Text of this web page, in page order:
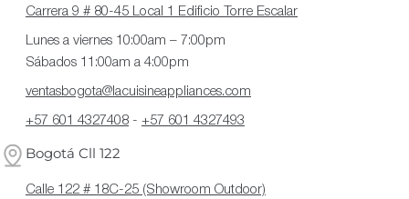
Carrera 9 # 80-45 Local 1 Edificio Torre Escalar
Lunes a viernes 10:00am – 7:00pm
Sábados 11:00am a 4:00pm
ventasbogota@lacuisineappliances.com
+57 601 4327408 - +57 601 4327493
Bogotá Cll 122
Calle 122 # 18C-25 (Showroom Outdoor)